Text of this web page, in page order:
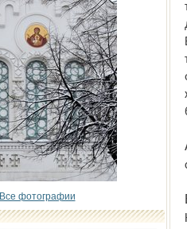
Все фотографии
А потом мы
Едем по